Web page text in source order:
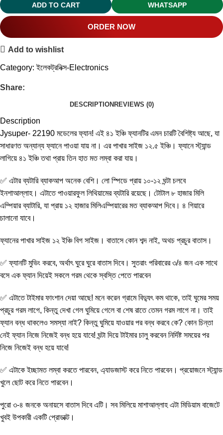
ADD TO CART
ORDER NOW
WHATSAPP
Add to wishlist
Category: ইলেকট্রনিক্স-Electronics
Share:
DESCRIPTIONREVIEWS (0)
Description
Jysuper- 22190 মডেলের ফ্যান! এই ৪১ ইঞ্চি ফ্যানটির এমন চারটি বৈশিষ্ট্য আছে, যা
সাধারণত অন্যান্য ফ্যানে পাওয়া যায় না। এর পাখার সাইজ ১২.৫ ইঞ্চি। ফ্যানে স্ট্যান্ড
লাগিয়ে ৪১ ইঞ্চি তথা প্রায় তিন হাত মত লম্বা করা যায়।
✅ এটার ব্যটারি ব্যাকআপ অনেক বেশি। লো স্পিডে প্রায় ১০-১২ ঘন্টা চলবে
ইনশাআল্লাহ। এটাতে পাওয়ারফুল লিথিয়ামের ব্যটারি রয়েছে। টোটাল ৮ হাজার মিলি
এম্পিয়ার ব্যাটারি, যা প্রায় ১২ হাজার মিলিএম্পিয়ারের মত ব্যাকআপ দিবে। ৪ গিয়ারে
চালানো যাবে।
ফ্যানের পাখার সাইজ ১২ ইঞ্চি বিগ সাইজ। বাতাসে কোন শব্দ নাই, অথচ প্রচুর বাতাস।
✅ ফ্যানটি মুভিং করবে, অর্থাৎ ঘুরে ঘুরে বাতাস দিবে। সুতরাং পরিবারের ৩/৪ জন এক সাথে
বসে এক ফ্যান দিয়েই সকলে গরম থেকে স্বস্তি পেতে পারবেন
✅ এটাতে টাইমার ফাংশান দেয়া আছে! মনে করেন গ্রামে বিদ্যুৎ কম থাকে, তাই ঘুমের সময়
প্রচুর গরম লাগে, কিন্তু দেখা গেল ঘুমিয়ে গেলে বা শেষ রাতে তেমন গরম লাগে না। তাই
ফ্যান বন্ধ থাকলেও সমস্যা নাই? কিন্তু ঘুমিয়ে যাওয়ার পর বন্ধ করবে কে? কোন চিন্তা
নেই ফ্যান নিজে নিজেই বন্ধ হয়ে যাবে! ঘন্টা দিয়ে টাইমার চালু করবেন নির্দিষ্ট সময়ের পর
নিজে নিজেই বন্ধ হয়ে যাবে!
✅ এটাকে ইচ্ছামত লম্বা করতে পারবেন, এ্যাডজাস্ট করে নিতে পারবেন। প্রয়োজনে স্ট্যান্ড
খুলে ছোট করে নিতে পারবেন।
পুরো ৩-৪ জনকে অনায়সে বাতাস দিবে এটি। সব মিলিয়ে মাশাআল্লাহ এটা মিডিয়াম বাজেটে
খুবই উপকারী একটি প্রোডাক্ট।